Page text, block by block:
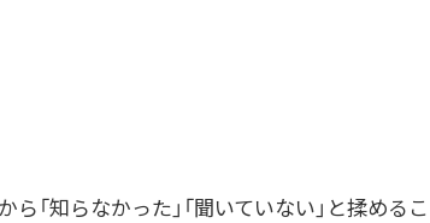
「知らなかった」「聞いていない」と揉める